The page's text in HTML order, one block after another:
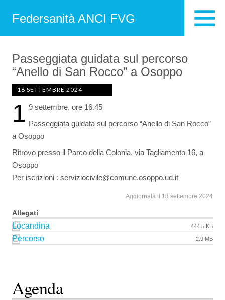
Federsanità ANCI FVG
Agenda
Passeggiata guidata sul percorso
“Anello di San Rocco” a Osoppo
18 SETTEMBRE 2024
1 9 settembre, ore 16.45
Passeggiata guidata sul percorso “Anello di San Rocco”
a Osoppo
Ritrovo presso il Parco della Colonia, via Tagliamento 16, a
Osoppo
Per iscrizioni : serviziocivile@comune.osoppo.ud.it
Aggiornata il 13 settembre 2024
Allegati
Locandina 444.5 KB
Percorso 2.9 MB